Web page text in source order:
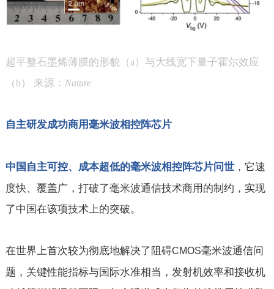
超平整石墨烯薄膜的形貌（a）与大线宽下量子霍尔效应
（b ） 来源： Nature
自主研发成功商用毫米波相控阵芯片
中国自主可控、成本超低的毫米波相控阵芯片问世，它速
度快、覆盖广，打破了毫米波通信技术商用的制约，实现
了中国在该项技术上的突破。
在世界上首次较为彻底地解决了阻碍CMOS毫米波通信问
题，关键性能指标与国际水准相当，发射机效率和接收机